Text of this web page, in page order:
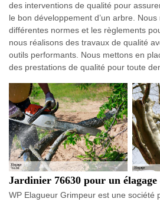
des interventions de qualité pour
le bon développement d’un arbre.
différentes normes et les règlements
nous réalisons des travaux de qualité
outils performants. Nous mettons en
des prestations de qualité pour toute
Jardinier 76630 pour un
WP Elagueur Grimpeur est une société